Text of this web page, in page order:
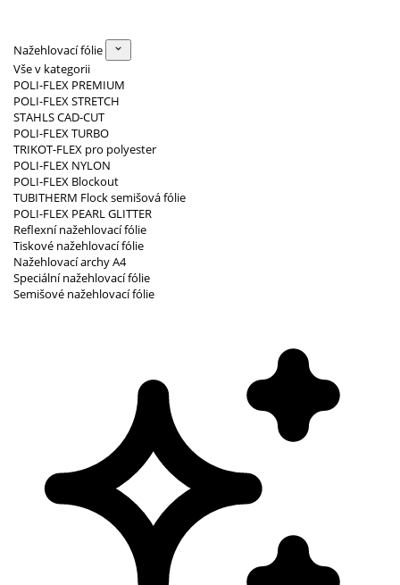
Nažehlovací fólie
Vše v kategorii
POLI-FLEX PREMIUM
POLI-FLEX STRETCH
STAHLS CAD-CUT
POLI-FLEX TURBO
TRIKOT-FLEX pro polyester
POLI-FLEX NYLON
POLI-FLEX Blockout
TUBITHERM Flock semišová fólie
POLI-FLEX PEARL GLITTER
Reflexní nažehlovací fólie
Tiskové nažehlovací fólie
Nažehlovací archy A4
Speciální nažehlovací fólie
Semišové nažehlovací fólie